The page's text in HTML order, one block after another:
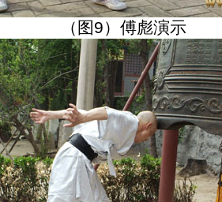
（图9）傅彪演示